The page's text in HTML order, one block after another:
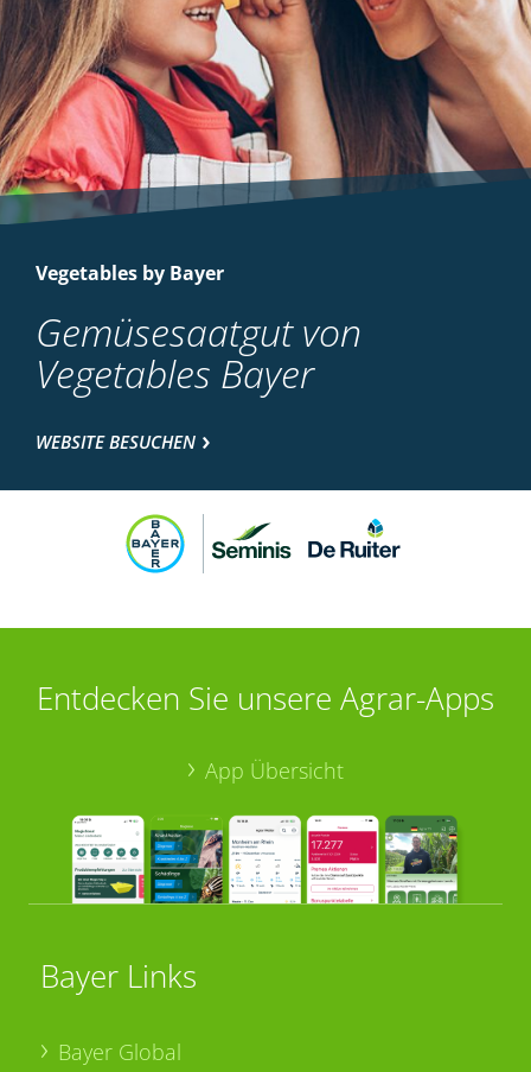
Vegetables by Bayer
Gemüsesaatgut von
Vegetables Bayer
WEBSITE BESUCHEN
Entdecken Sie unsere Agrar-Apps
App Übersicht
Bayer Links
Bayer Global